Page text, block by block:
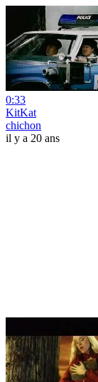
0:33
KitKat
chichon
il y a 20 ans